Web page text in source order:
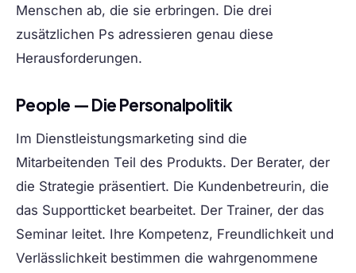
Menschen ab, die sie erbringen. Die drei
zusätzlichen Ps adressieren genau diese
Herausforderungen.
People — Die Personalpolitik
Im Dienstleistungsmarketing sind die
Mitarbeitenden Teil des Produkts. Der Berater, der
die Strategie präsentiert. Die Kundenbetreurin, die
das Supportticket bearbeitet. Der Trainer, der das
Seminar leitet. Ihre Kompetenz, Freundlichkeit und
Verlässlichkeit bestimmen die wahrgenommene